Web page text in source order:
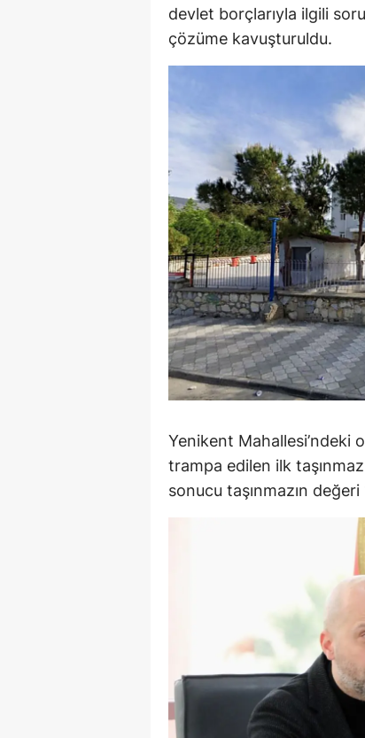
devlet borçlarıyla ilgili
çözüme kavuşturuldu.
Yenikent Mahallesi’ndeki
trampa edilen ilk
sonucu taşınmazın